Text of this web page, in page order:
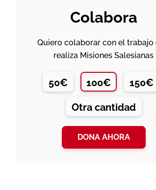
Colabora
Quiero colaborar con el trabajo
realiza Misiones Salesianas
50€ 100€ 150€
Otra cantidad
DONA AHORA